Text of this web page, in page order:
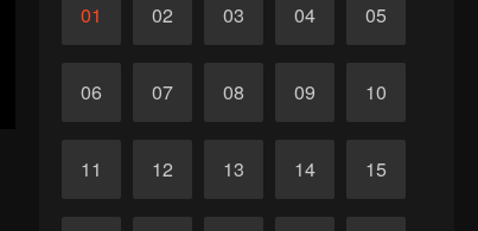
01 02 03 04 05
06 07 08 09 10
11 12 13 14 15